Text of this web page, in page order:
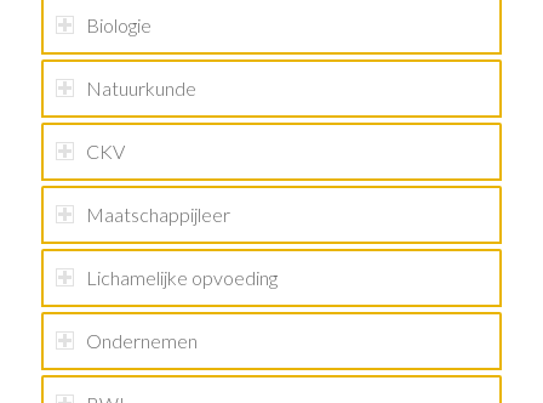
Biologie
Natuurkunde
CKV
Maatschappijleer
Lichamelijke opvoeding
Ondernemen